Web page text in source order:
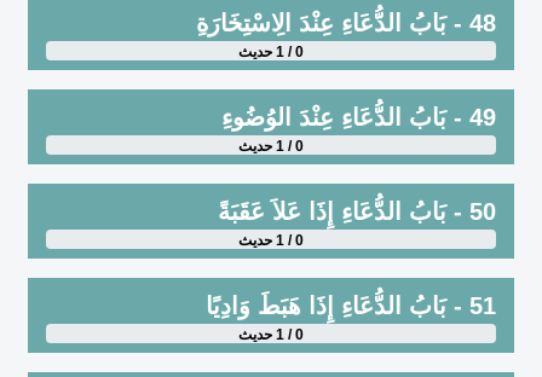
48 - بَابُ الدُّعَاءِ عِنْدَ الِاسْتِخَارَةِ
0 / 1 حديث
49 - بَابُ الدُّعَاءِ عِنْدَ الوُضُوءِ
0 / 1 حديث
50 - بَابُ الدُّعَاءِ إِذَا عَلاَ عَقَبَةً
0 / 1 حديث
51 - بَابُ الدُّعَاءِ إِذَا هَبَطَ وَادِيًا
0 / 1 حديث